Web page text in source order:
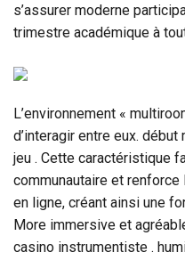
s’assurer moderne
trimestre académique à
L’environnement «
d’interagir entre eux.
jeu . Cette caractéristique
communautaire et renforce
en ligne, créant ainsi une
More immersive et
casino instrumentiste .